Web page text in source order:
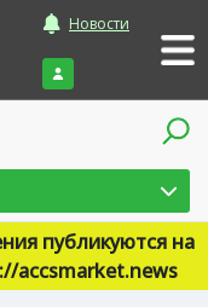
Новости
Войти
публикуются на
accsmarket.news